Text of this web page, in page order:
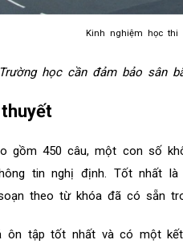
Kinh nghiệm học thi
Trường học cần đảm bảo sân
gồm 450 câu, một con số
tin nghị định. Tốt nhất
theo từ khóa đã có sẵn
ôn tập tốt nhất và có một